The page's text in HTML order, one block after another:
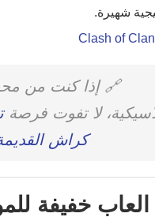
شهيرة.
🔗 إذا كنت من
لا تفوت فرصة
كراش
خفيفة